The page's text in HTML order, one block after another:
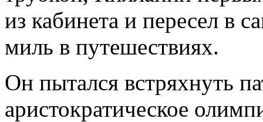
из кабинета и пересел в
миль в путешествиях.
Он пытался встряхнуть
аристократическое